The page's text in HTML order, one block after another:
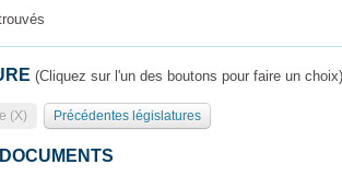
de l'Assemblée
(Cliquez sur l'un des boutons pour faire un choix)
(X) Précédentes législatures